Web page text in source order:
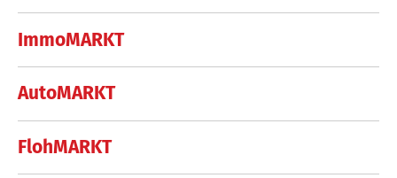
ImmoMARKT
AutoMARKT
FlohMARKT